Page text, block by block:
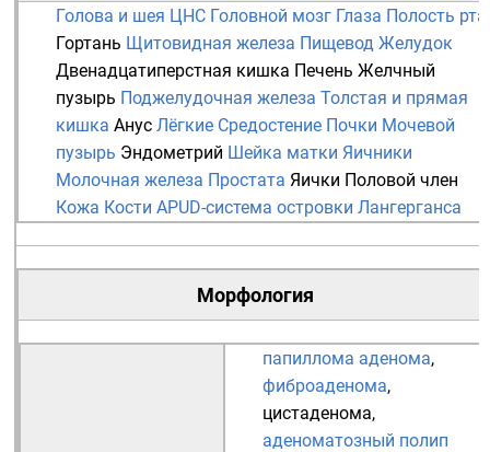
Голова и шея ЦНС Головной мозг Глаза Полость рта
Гортань Щитовидная железа Пищевод Желудок
Двенадцатиперстная кишка Печень Желчный
пузырь Поджелудочная железа Толстая и прямая
кишка Анус Лёгкие Средостение Почки Мочевой
пузырь Эндометрий Шейка матки Яичники
Молочная железа Простата Яички Половой член
Кожа Кости APUD-система островки Лангерганса
Морфология
папиллома аденома,
фиброаденома,
цистаденома,
аденоматозный полип